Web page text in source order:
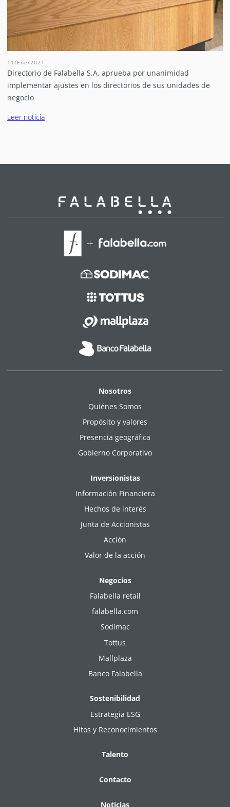
11/Ene/2021
Directorio de Falabella S.A. aprueba por unanimidad
implementar ajustes en los directorios de sus unidades de
negocio
Leer noticia
Nosotros
Quiénes Somos
Propósito y valores
Presencia geográfica
Gobierno Corporativo
Inversionistas
Información Financiera
Hechos de interés
Junta de Accionistas
Acción
Valor de la acción
Negocios
Falabella retail
falabella.com
Sodimac
Tottus
Mallplaza
Banco Falabella
Sostenibilidad
Estrategia ESG
Hitos y Reconocimientos
Talento
Contacto
Noticias